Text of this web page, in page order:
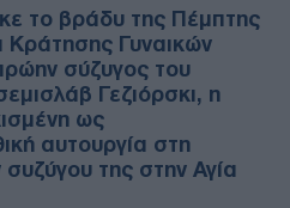
το βράδυ της Πέμπτης
Γυναικών
σύζυγος του
Γεζιόρσκι, η
ως
αυτουργία στη
της στην Αγία